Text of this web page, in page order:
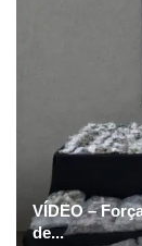
VÍDEO –
de...